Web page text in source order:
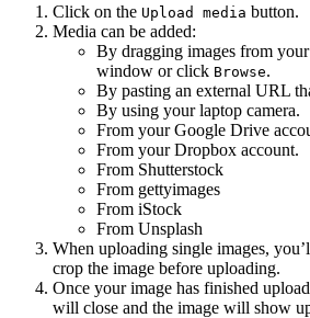
Click on the Upload media button.
Media can be added:
By dragging images from
window or click Browse.
By pasting an external URL
By using your laptop camera.
From your Google Drive
From your Dropbox account.
From Shutterstock
From gettyimages
From iStock
From Unsplash
When uploading single images,
crop the image before uploading.
Once your image has finished
will close and the image will show